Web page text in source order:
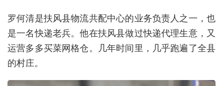
罗何清是扶风县物流共配中心的业务负责人之一，也
是一名快递老兵。他在扶风县做过快递代理生意，又
运营多多买菜网格仓。几年时间里，几乎跑遍了全县
的村庄。